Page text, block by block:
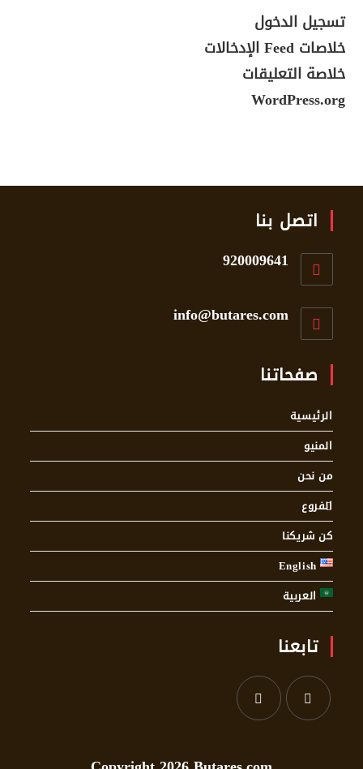
تسجيل الدخول
خلاصات Feed الإدخالات
خلاصة التعليقات
WordPress.org
اتصل بنا
920009641
info@butares.com
صفحاتنا
الرئيسية
المنيو
من نحن
الفروع
كن شريكنا
English
العربية
تابعنا